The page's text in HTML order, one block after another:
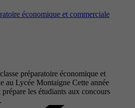
économique et commerciale
préparatoire économique et
au Lycée Montaigne Cette année
les étudiants aux concours